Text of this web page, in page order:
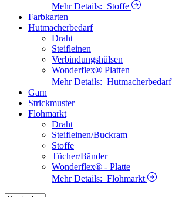
Mehr Details: Stoffe
Farbkarten
Hutmacherbedarf
Draht
Steifleinen
Verbindungshülsen
Wonderflex® Platten
Mehr Details: Hutmacherbedarf
Garn
Strickmuster
Flohmarkt
Draht
Steifleinen/Buckram
Stoffe
Tücher/Bänder
Wonderflex® - Platte
Mehr Details: Flohmarkt